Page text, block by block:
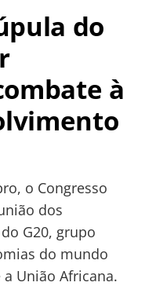
do
à
o Congresso
dos
G20, grupo
do mundo
União Africana.